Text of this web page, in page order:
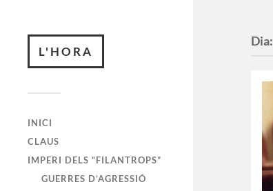
L'HORA
INICI
CLAUS
IMPERI DELS “FILANTROPS”
GUERRES D’AGRESSIÓ
Dia: